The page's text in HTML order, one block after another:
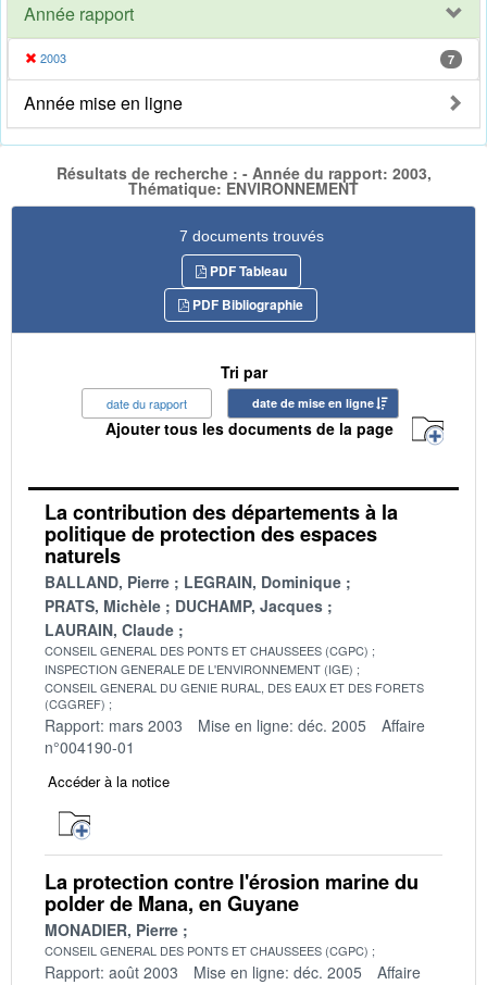
Année rapport
2003 7
Année mise en ligne
Résultats de recherche : - Année du rapport: 2003,
Thématique: ENVIRONNEMENT
7 documents trouvés
PDF Tableau
PDF Bibliographie
Tri par
date du rapport date de mise en ligne
Ajouter tous les documents de la page
La contribution des départements à la
politique de protection des espaces
naturels
BALLAND, Pierre
LEGRAIN, Dominique
PRATS, Michèle
DUCHAMP, Jacques
LAURAIN, Claude
CONSEIL GENERAL DES PONTS ET CHAUSSEES (CGPC)
INSPECTION GENERALE DE L'ENVIRONNEMENT (IGE)
CONSEIL GENERAL DU GENIE RURAL, DES EAUX ET DES FORETS
(CGGREF)
Rapport: mars 2003 Mise en ligne: déc. 2005
Affaire
n°004190-01
Accéder à la notice
La protection contre l'érosion marine du
polder de Mana, en Guyane
MONADIER, Pierre
CONSEIL GENERAL DES PONTS ET CHAUSSEES (CGPC)
Rapport: août 2003 Mise en ligne: déc. 2005
Affaire